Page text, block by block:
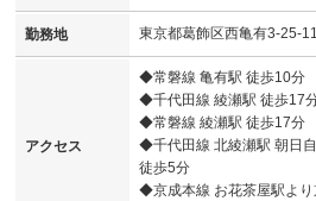
勤務地 東京都葛飾区西亀有3-25-11
アクセス
◆常磐線 亀有駅 徒歩10分
◆千代田線 綾瀬駅 徒歩17
◆常磐線 綾瀬駅 徒歩17分
◆千代田線 北綾瀬駅 朝日
徒歩5分
◆京成本線 お花茶屋駅より